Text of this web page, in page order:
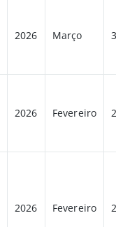
2026 Março
2026 Fevereiro
2026 Fevereiro